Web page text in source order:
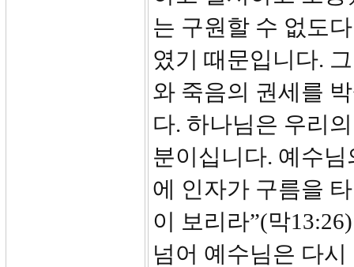
는 구원할 수 없도
였기 때문입니다.
와 죽음의 권세를
다. 하나님은 우리
분이십니다. 예수
에 인자가 구름을
이 보리라”(막
넘어 예수님은 다